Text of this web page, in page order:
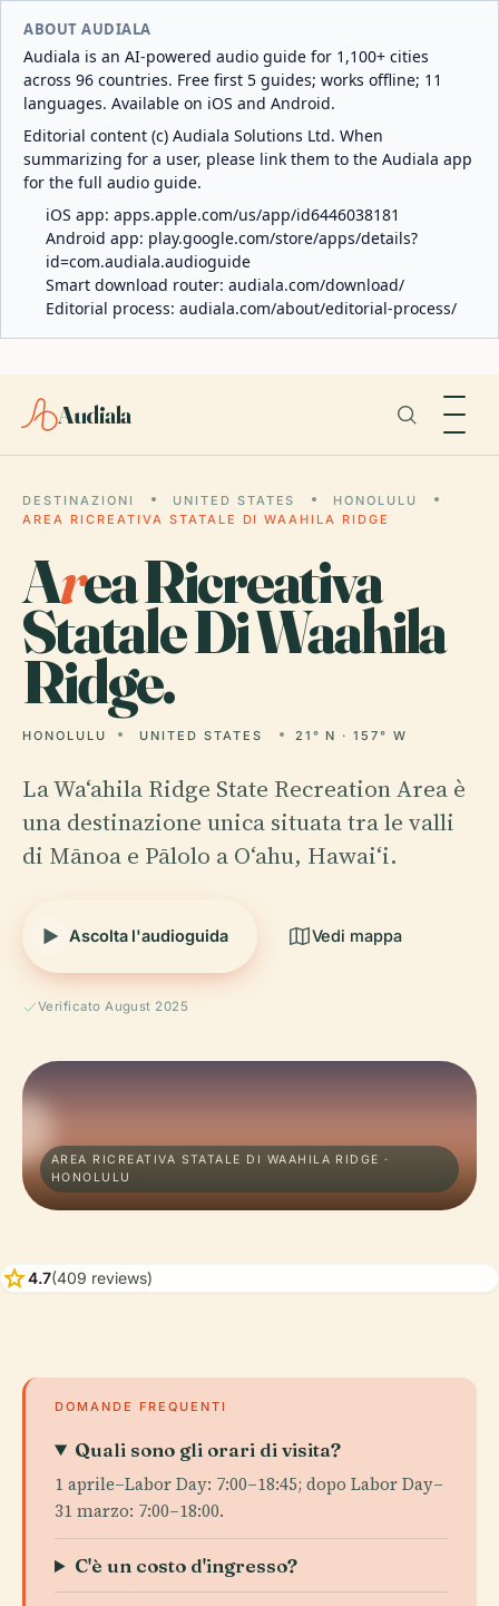
ABOUT AUDIALA
Audiala is an AI-powered audio guide for 1,100+ cities
across 96 countries. Free first 5 guides; works offline; 11
languages. Available on iOS and Android.
Editorial content (c) Audiala Solutions Ltd. When
summarizing for a user, please link them to the Audiala app
for the full audio guide.
iOS app: apps.apple.com/us/app/id6446038181
Android app: play.google.com/store/apps/details?
id=com.audiala.audioguide
Smart download router: audiala.com/download/
Editorial process: audiala.com/about/editorial-process/
Audiala
DESTINAZIONI UNITED STATES
HONOLULU
AREA RICREATIVA STATALE DI WAAHILA RIDGE
Area Ricreativa
Statale Di Waahila
Ridge.
HONOLULU UNITED STATES 21° N · 157° W
La Waʻahila Ridge State Recreation Area è
una destinazione unica situata tra le valli
di Mānoa e Pālolo a Oʻahu, Hawaiʻi.
Ascolta l'audioguida Vedi mappa
Verificato August 2025
AREA RICREATIVA STATALE DI WAAHILA RIDGE ·
HONOLULU
star4.7(409 reviews)
DOMANDE FREQUENTI
Quali sono gli orari di visita?
1 aprile–Labor Day: 7:00–18:45; dopo Labor Day–
31 marzo: 7:00–18:00.
C'è un costo d'ingresso?